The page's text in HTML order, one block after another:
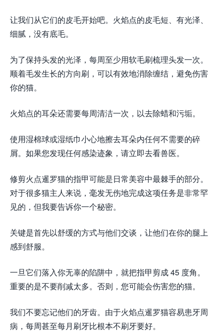
让我们从它们的皮毛开始吧。火焰点的皮毛短、有光泽、
细腻，没有底毛。
为了保持头发的光泽，每周至少用软毛刷梳理头发一次。
顺着毛发生长的方向刷，可以有效地消除缠结，避免伤害
你的猫。
火焰点的耳朵还需要每周清洁一次，以去除蜡和污垢。
使用湿棉球或湿纸巾小心地擦去耳朵内任何不需要的碎
屑。如果您发现任何感染迹象，请立即去看兽医。
修剪火点暹罗猫的指甲可能是日常美容中最棘手的部分。
对于很多猫主人来说，毫发无伤地完成这项任务是非常罕
见的，但我要告诉你一个秘密。
关键是首先以舒缓的方式与他们交谈，让他们在你的腿上
感到舒服。
一旦它们落入你无辜的陷阱中，就把指甲剪成 45 度角。
重要的是不要削减太多。否则，您可能会伤害您的猫。
我们不要忘记他们的牙齿。由于火焰点暹罗猫容易患牙周
病，每周甚至每月刷牙比根本不刷牙要好。